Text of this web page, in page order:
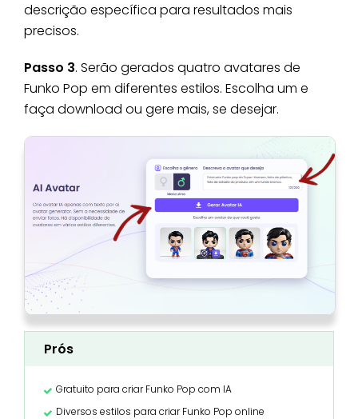
descrição específica para resultados mais
precisos.
Passo 3. Serão gerados quatro avatares de
Funko Pop em diferentes estilos. Escolha um e
faça download ou gere mais, se desejar.
Prós
Gratuito para criar Funko Pop com IA
Diversos estilos para criar Funko Pop online